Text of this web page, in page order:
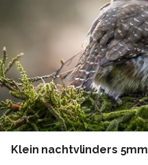
Klein nachtvlinders 5mm